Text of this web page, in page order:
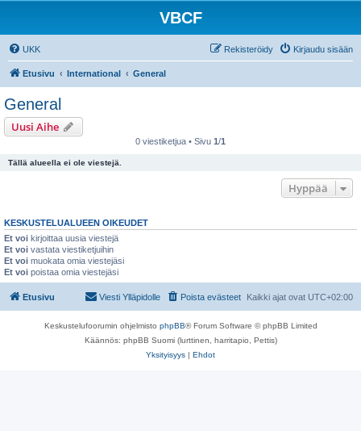
VBCF
UKK Kirjaudu sisään
Rekisteröidy
Etusivu International General
General
Uusi Aihe
0 viestiketjua • Sivu 1/1
Tällä alueella ei ole viestejä.
Hyppää
KESKUSTELUALUEEN OIKEUDET
Et voi kirjoittaa uusia viestejä
Et voi vastata viestiketjuihin
Et voi muokata omia viestejäsi
Et voi poistaa omia viestejäsi
Etusivu Kaikki ajat ovat UTC+02:00
Poista evästeet
Viesti Ylläpidolle
Keskustelufoorumin ohjelmisto phpBB® Forum Software © phpBB Limited
Käännös: phpBB Suomi (lurttinen, harritapio, Pettis)
Yksityisyys | Ehdot